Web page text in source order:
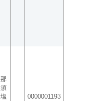
那
須
塩
0000001193